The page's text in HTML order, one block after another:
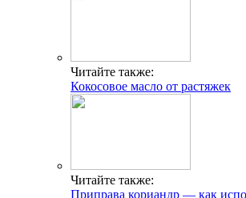
Читайте также:
Кокосовое масло от растяжек
Читайте также:
Приправа кориандр — как